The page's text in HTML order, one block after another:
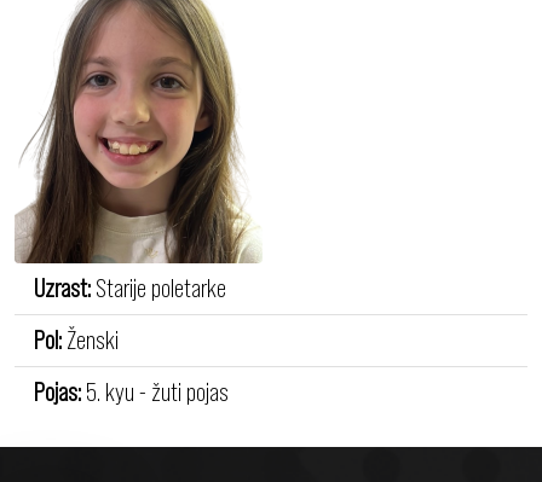
Uzrast: Starije poletarke
Pol: Ženski
Pojas: 5. kyu - žuti pojas